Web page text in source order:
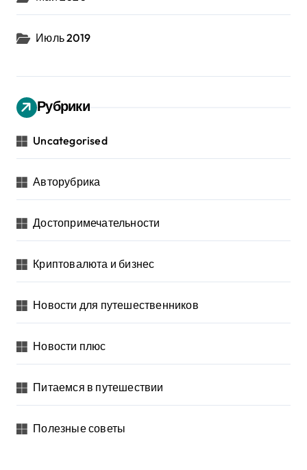
Июль 2019
Рубрики
Uncategorised
Авторубрика
Достопримечательности
Криптовалюта и бизнес
Новости для путешественников
Новости плюс
Питаемся в путешествии
Полезные советы